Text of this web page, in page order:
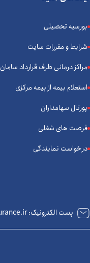
بورسیه تحصیلی
شرایط و مقررات سایت
مراکز درمانی طرف قرارداد سامان
استعلام بیمه از بیمه مرکزی
پورتال سهامداران
فرصت های شغلی
درخواست نمایندگی
پست الکترونیک: mailroom@samaninsurance.ir